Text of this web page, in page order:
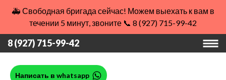
🚑 Свободная бригада сейчас! Можем выехать к вам в
течении 5 минут, звоните 📞 8 (927) 715-99-42
8 (927) 715-99-42
Написать в whatsapp